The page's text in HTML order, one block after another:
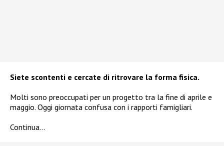
Siete scontenti e cercate di ritrovare la forma fisica.
Molti sono preoccupati per un progetto tra la fine di aprile e
maggio. Oggi giornata confusa con i rapporti famigliari.
Continua…